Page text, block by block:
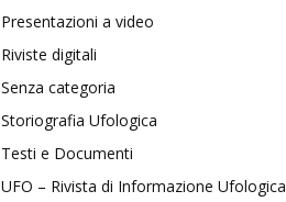
Presentazioni a video
Riviste digitali
Senza categoria
Storiografia Ufologica
Testi e Documenti
UFO – Rivista di Informazione Ufologica